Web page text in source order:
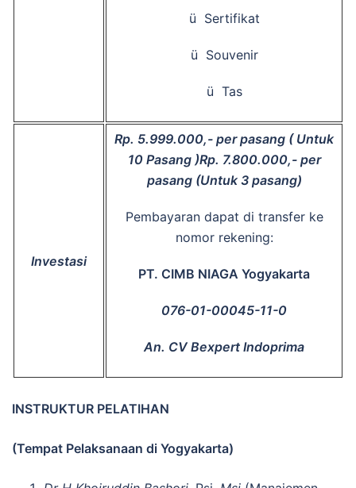
ü Sertifikat
ü Souvenir
ü Tas
Investasi
Rp. 5.999.000,- per pasang ( Untuk
10 Pasang )Rp. 7.800.000,- per
pasang (Untuk 3 pasang)
Pembayaran dapat di transfer ke
nomor rekening:
PT. CIMB NIAGA Yogyakarta
076-01-00045-11-0
An. CV Bexpert Indoprima
INSTRUKTUR PELATIHAN
(Tempat Pelaksanaan di Yogyakarta)